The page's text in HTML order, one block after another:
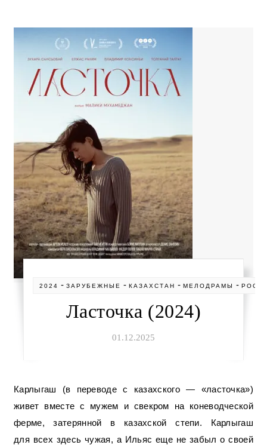
2024 -ЗАРУБЕЖНЫЕ -КАЗАХСТАН -МЕЛОДРАМЫ -
Ласточка (2024)
01.12.2025
Карлыгаш (в переводе с казахского — «ласточка»)
живет вместе с мужем и свекром на коневодческой
ферме, затерянной в казахской степи. Карлыгаш
для всех здесь чужая, а Ильяс еще не забыл о своей